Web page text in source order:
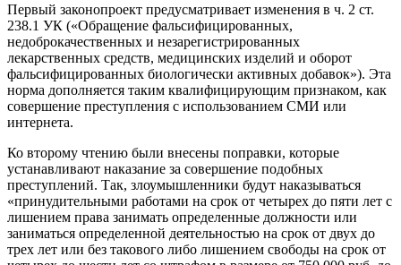
Первый законопроект предусматривает изменения в ч. 2 ст.
238.1 УК («Обращение фальсифицированных,
недоброкачественных и незарегистрированных
лекарственных средств, медицинских изделий и оборот
фальсифицированных биологически активных добавок»). Эта
норма дополняется таким квалифицирующим признаком, как
совершение преступления с использованием СМИ или
интернета.
Ко второму чтению были внесены поправки, которые
устанавливают наказание за совершение подобных
преступлений. Так, злоумышленники будут наказываться
«принудительными работами на срок от четырех до пяти лет с
лишением права занимать определенные должности или
заниматься определенной деятельностью на срок от двух до
трех лет или без такового либо лишением свободы на срок от